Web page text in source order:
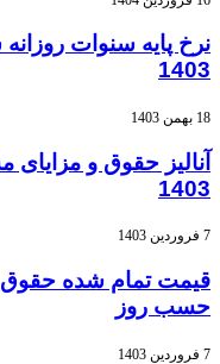
نرخ پایه سنوات
1403
18 بهمن 1403
آنالیز حقوق و
1403
7 فروردین 1403
حسب روز
7 فروردین 1403